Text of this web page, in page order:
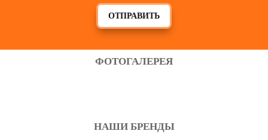
ОТПРАВИТЬ
ФОТОГАЛЕРЕЯ
НАШИ БРЕНДЫ